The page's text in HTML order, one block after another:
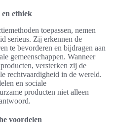
ethiek
toepassen, nemen
serieus. Zij erkennen de
te bevorderen en bijdragen aan
gemeenschappen. Wanneer
versterken zij de
rechtvaardigheid in de wereld.
en sociale
producten niet alleen
voordelen